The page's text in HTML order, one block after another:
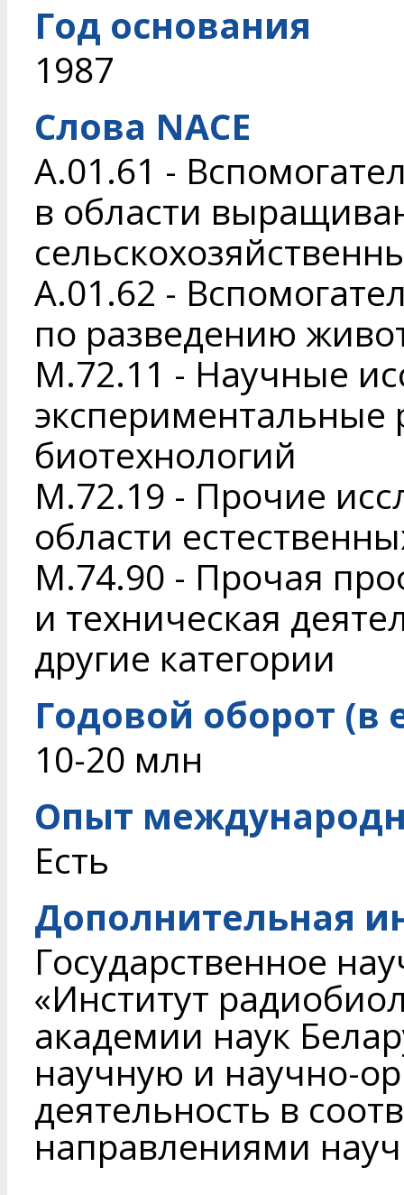
Год основания
1987
Слова NACE
A.01.61 -
в области
A.01.62 -
по разведению
M.72.11 - Научные
экспериментальные
биотехнологий
M.72.19 - Прочие
области
M.74.90 - Прочая
и техническая
другие категории
Годовой оборот (в
10-20 млн
Опыт
Есть
Дополнительная
Государственное
«Институт
академии наук
научную и научно-
деятельность в
направлениями